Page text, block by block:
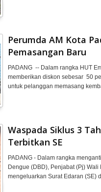
Perumda AM Kota
Pemasangan Baru
PADANG -- Dalam rangka HUT
memberikan diskon sebesar 50
untuk pelanggan memasang
Waspada Siklus 3
Terbitkan SE
PADANG - Dalam rangka
Dengue (DBD), Penjabat (Pj)
mengeluarkan Surat Edaran (SE)